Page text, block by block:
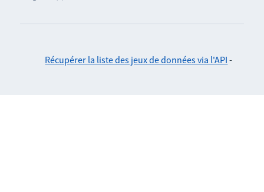
Récupérer la liste des jeux de données via l'API -